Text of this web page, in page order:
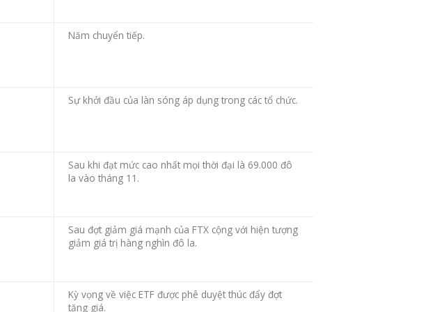
Năm chuyển tiếp.
Sự khởi đầu của làn sóng áp dụng trong các tổ chức.
Sau khi đạt mức cao nhất mọi thời đại là 69.000 đô
la vào tháng 11.
Sau đợt giảm giá mạnh của FTX cộng với hiện tượng
giảm giá trị hàng nghìn đô la.
Kỳ vọng về việc ETF được phê duyệt thúc đẩy đợt
tăng giá.